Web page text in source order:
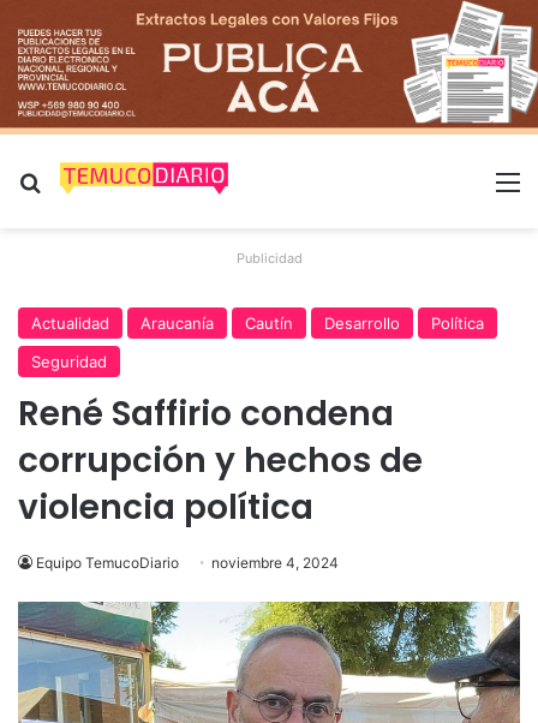
Buscar por
Publicidad
Actualidad Araucanía Cautín Desarrollo
Política
Seguridad
René Saffirio condena
corrupción y hechos de
violencia política
Equipo TemucoDiario noviembre 4, 2024